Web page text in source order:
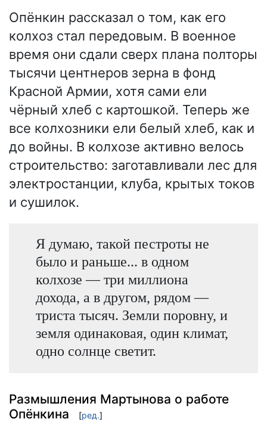
Опёнкин рассказал о том, как его
колхоз стал передовым. В военное
время они сдали сверх плана полторы
тысячи центнеров зерна в фонд
Красной Армии, хотя сами ели
чёрный хлеб с картошкой. Теперь же
все колхозники ели белый хлеб, как и
до войны. В колхозе активно велось
строительство: заготавливали лес для
электростанции, клуба, крытых токов
и сушилок.
Я думаю, такой пестроты не
было и раньше... в одном
колхозе — три миллиона
дохода, а в другом, рядом —
триста тысяч. Земли поровну, и
земля одинаковая, один климат,
одно солнце светит.
Размышления Мартынова о работе
Опёнкина
[ред.]